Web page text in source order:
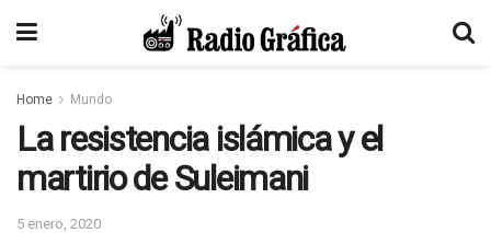
Home Mundo
La resistencia islámica y el
martirio de Suleimani
5 enero, 2020